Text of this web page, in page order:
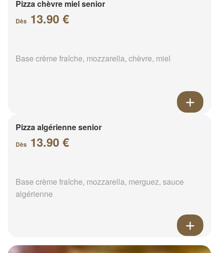
Pizza chèvre miel senior
Dès 13.90 €
Base crème fraîche, mozzarella, chèvre, miel
Pizza algérienne senior
Dès 13.90 €
Base crème fraîche, mozzarella, merguez, sauce
algérienne